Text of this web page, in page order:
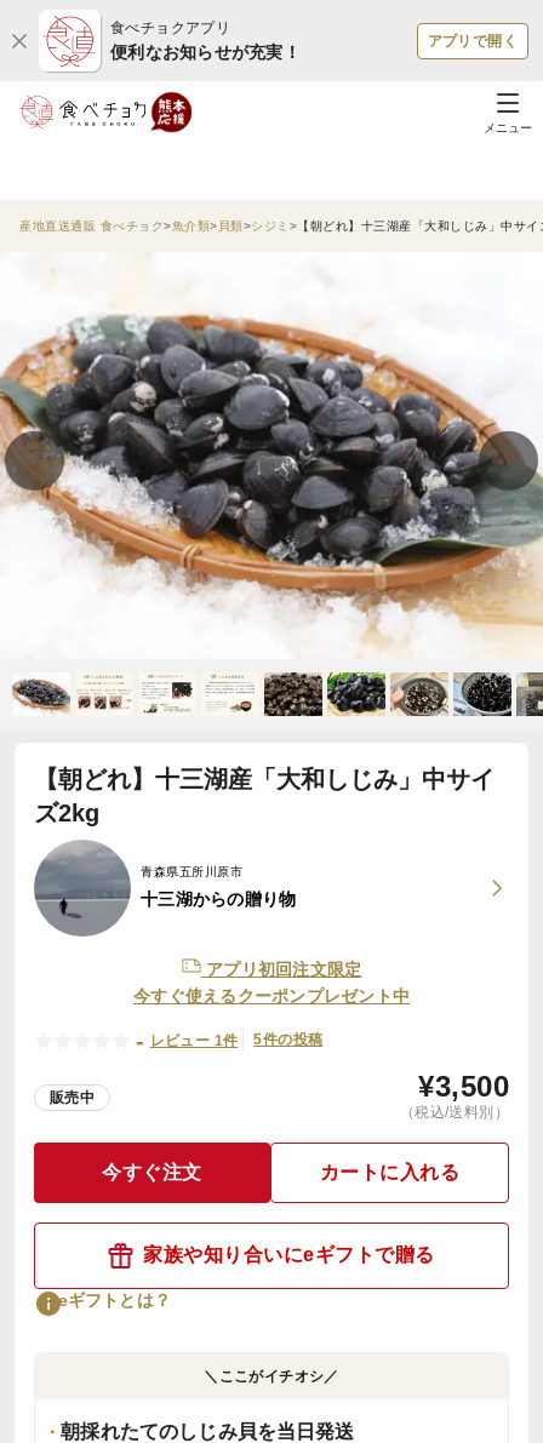
食べチョクアプリ
便利なお知らせが充実！
アプリで開く
メニュー
産地直送通販 食べチョク 魚介類 貝類 シジミ 【朝どれ】十三湖産「大和しじみ」中サ
【朝どれ】十三湖産「大和しじみ」中サイ
ズ2kg
青森県五所川原市
十三湖からの贈り物
アプリ初回注文限定
今すぐ使えるクーポンプレゼント中
- レビュー 1件 5件の投稿
販売中 ¥3,500
（税込/送料別）
今すぐ注文 カートに入れる
家族や知り合いにeギフトで贈る
eギフトとは？
＼ここがイチオシ／
朝採れたてのしじみ貝を当日発送